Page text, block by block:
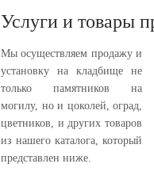
Услуги и товары
Мы осуществляем продажу и
установку на кладбище не
только памятников на
могилу, но и цоколей, оград,
цветников, и других товаров
из нашего каталога, который
представлен ниже.